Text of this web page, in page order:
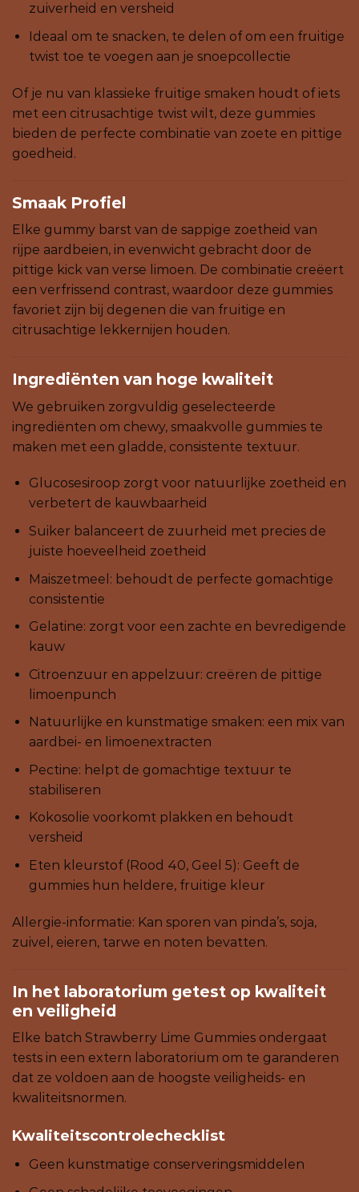
zuiverheid en versheid
Ideaal om te snacken, te delen of om een ​​fruitige
twist toe te voegen aan je snoepcollectie
Of je nu van klassieke fruitige smaken houdt of iets
met een citrusachtige twist wilt, deze gummies
bieden de perfecte combinatie van zoete en pittige
goedheid.
Smaak Profiel
Elke gummy barst van de sappige zoetheid van
rijpe aardbeien, in evenwicht gebracht door de
pittige kick van verse limoen. De combinatie creëert
een verfrissend contrast, waardoor deze gummies
favoriet zijn bij degenen die van fruitige en
citrusachtige lekkernijen houden.
Ingrediënten van hoge kwaliteit
We gebruiken zorgvuldig geselecteerde
ingrediënten om chewy, smaakvolle gummies te
maken met een gladde, consistente textuur.
Glucosesiroop zorgt voor natuurlijke zoetheid en
verbetert de kauwbaarheid
Suiker balanceert de zuurheid met precies de
juiste hoeveelheid zoetheid
Maiszetmeel: behoudt de perfecte gomachtige
consistentie
Gelatine: zorgt voor een zachte en bevredigende
kauw
Citroenzuur en appelzuur: creëren de pittige
limoenpunch
Natuurlijke en kunstmatige smaken: een mix van
aardbei- en limoenextracten
Pectine: helpt de gomachtige textuur te
stabiliseren
Kokosolie voorkomt plakken en behoudt
versheid
Eten kleurstof (Rood 40, Geel 5): Geeft de
gummies hun heldere, fruitige kleur
Allergie-informatie: Kan sporen van pinda’s, soja,
zuivel, eieren, tarwe en noten bevatten.
In het laboratorium getest op kwaliteit
en veiligheid
Elke batch Strawberry Lime Gummies ondergaat
tests in een extern laboratorium om te garanderen
dat ze voldoen aan de hoogste veiligheids- en
kwaliteitsnormen.
Kwaliteitscontrolechecklist
Geen kunstmatige conserveringsmiddelen